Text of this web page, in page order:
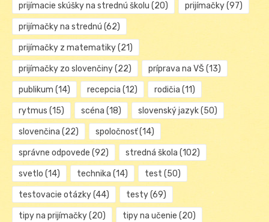
prijímacie skúšky na strednú školu (20) prijímačky(97)
prijímačky na strednú (62)
prijímačky z matematiky(21)
prijímačky zo slovenčiny(22) príprava na VŠ (13)
publikum (14) recepcia (12) rodičia (11)
rytmus (15) scéna (18) slovenský jazyk(50)
slovenčina (22) spoločnosť(14)
správne odpovede (92) stredná škola (102)
svetlo (14) technika (14) test (50)
testovacie otázky(44) testy(69)
tipy na prijímačky(20) tipy na učenie (20)